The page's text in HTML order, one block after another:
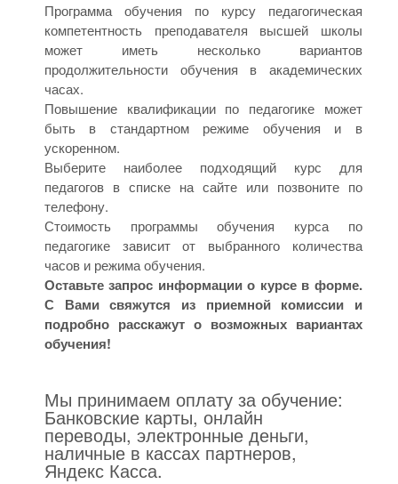
Программа обучения по курсу педагогическая
компетентность преподавателя высшей школы
может иметь несколько вариантов
продолжительности обучения в академических
часах.
Повышение квалификации по педагогике может
быть в стандартном режиме обучения и в
ускоренном.
Выберите наиболее подходящий курс для
педагогов в списке на сайте или позвоните по
телефону.
Стоимость программы обучения курса по
педагогике зависит от выбранного количества
часов и режима обучения.
Оставьте запрос информации о курсе в форме.
С Вами свяжутся из приемной комиссии и
подробно расскажут о возможных вариантах
обучения!
Мы принимаем оплату за обучение:
Банковские карты, онлайн
переводы, электронные деньги,
наличные в кассах партнеров,
Яндекс Касса.